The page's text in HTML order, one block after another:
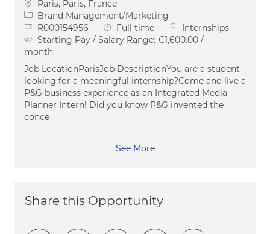
Location
Paris, Paris, France
Category
Brand Management/Marketing
Job IdR000154956 Job Type
Full time
Internships
Starting Pay / Salary Range: €1,600.00 /
month
Job LocationParisJob DescriptionYou are a student
looking for a meaningful internship?Come and live a
P&G business experience as an Integrated Media
Planner Intern! Did you know P&G invented the
conce
See More
Share this Opportunity